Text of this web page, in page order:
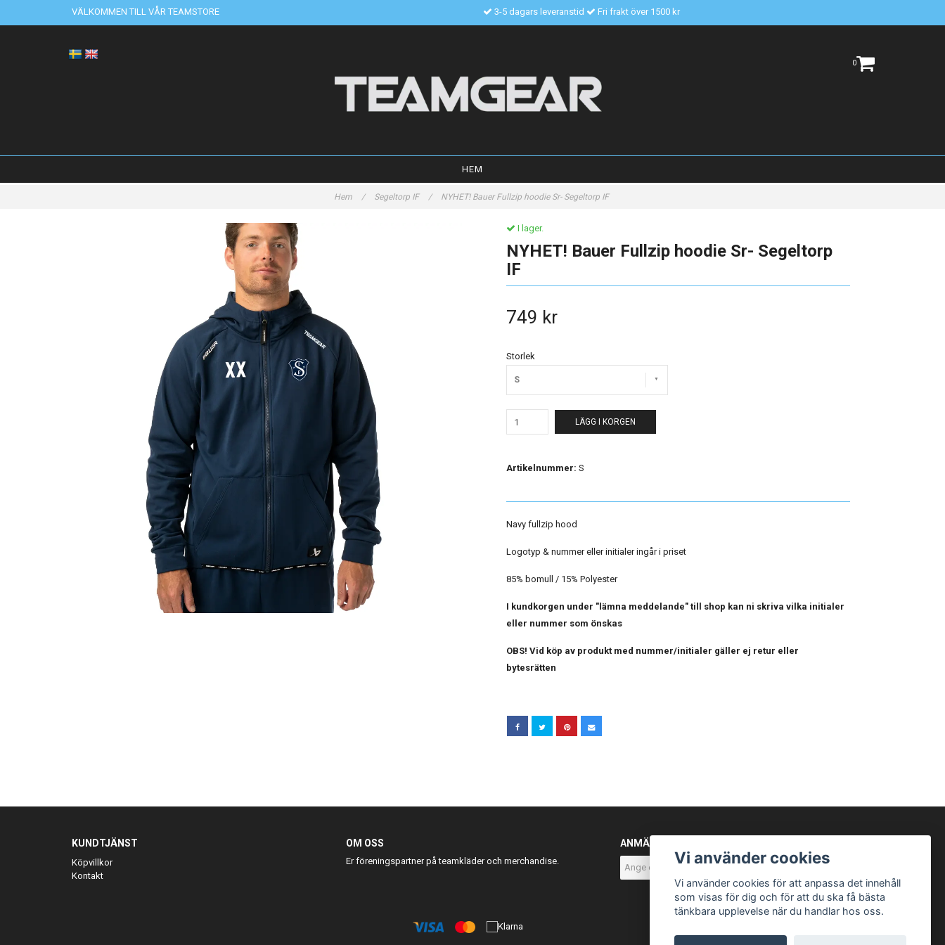
VÄLKOMMEN TILL VÅR TEAMSTORE 3-5 dagars leveranstid Fri frakt över 1500 kr
0
HEM
Hem / Segeltorp IF / NYHET! Bauer Fullzip hoodie Sr- Segeltorp IF
I lager.
NYHET! Bauer Fullzip hoodie Sr- Segeltorp
IF
749 kr
Storlek
S
LÄGG I KORGEN
Artikelnummer: S
Navy fullzip hood
Logotyp & nummer eller initialer ingår i priset
85% bomull / 15% Polyester
I kundkorgen under "lämna meddelande" till shop kan ni skriva vilka initialer
eller nummer som önskas
OBS! Vid köp av produkt med nummer/initialer gäller ej retur eller
bytesrätten
KUNDTJÄNST
Köpvillkor
Kontakt
OM OSS
Er föreningspartner på teamkläder och merchandise.
ANMÄL DIG TILL VÅRT NYHETSBREV
Prenumerera
Vi använder cookies
Vi använder cookies för att anpassa det innehåll
som visas för dig och för att du ska få bästa
tänkbara upplevelse när du handlar hos oss.